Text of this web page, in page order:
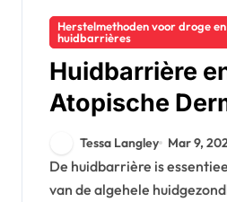
Herstelmethoden voor droge
huidbarrières
Huidbarrière
Atopische
Begrip,
Behandeling
Tessa Langley Mar 9,
De huidbarrière is essentieel voor het behoud
van de algehele